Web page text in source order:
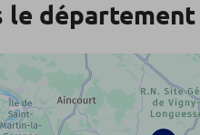
le département